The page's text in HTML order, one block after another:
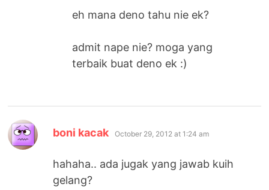
eh mana deno tahu nie ek?
admit nape nie? moga yang
terbaik buat deno ek :)
boni kacak says:
October 29, 2012 at 1:24 am
hahaha.. ada jugak yang jawab kuih
gelang?